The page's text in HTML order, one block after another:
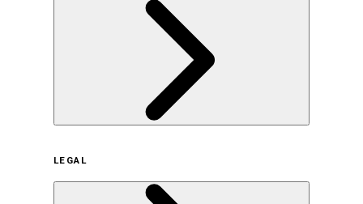
サステナビリティの取り組み（日本）
サステナビリティの取り組み（米国/英語）
LEGAL